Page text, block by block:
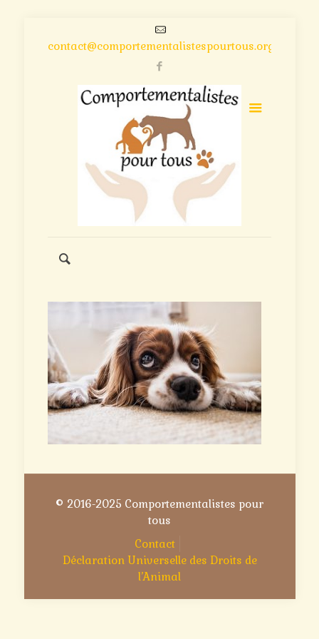
contact@comportementalistespourtous.org
© 2016-2025 Comportementalistes pour
tous
Contact
Déclaration Universelle des Droits de
l’Animal